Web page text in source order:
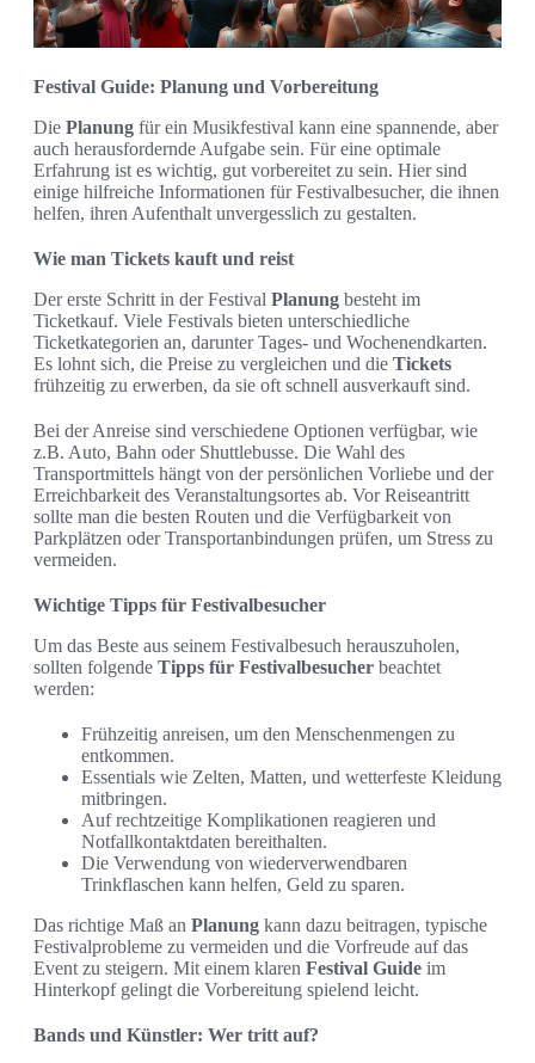
Festival Guide: Planung und Vorbereitung
Die Planung für ein Musikfestival kann eine spannende, aber
auch herausfordernde Aufgabe sein. Für eine optimale
Erfahrung ist es wichtig, gut vorbereitet zu sein. Hier sind
einige hilfreiche Informationen für Festivalbesucher, die ihnen
helfen, ihren Aufenthalt unvergesslich zu gestalten.
Wie man Tickets kauft und reist
Der erste Schritt in der Festival Planung besteht im
Ticketkauf. Viele Festivals bieten unterschiedliche
Ticketkategorien an, darunter Tages- und Wochenendkarten.
Es lohnt sich, die Preise zu vergleichen und die Tickets
frühzeitig zu erwerben, da sie oft schnell ausverkauft sind.
Bei der Anreise sind verschiedene Optionen verfügbar, wie
z.B. Auto, Bahn oder Shuttlebusse. Die Wahl des
Transportmittels hängt von der persönlichen Vorliebe und der
Erreichbarkeit des Veranstaltungsortes ab. Vor Reiseantritt
sollte man die besten Routen und die Verfügbarkeit von
Parkplätzen oder Transportanbindungen prüfen, um Stress zu
vermeiden.
Wichtige Tipps für Festivalbesucher
Um das Beste aus seinem Festivalbesuch herauszuholen,
sollten folgende Tipps für Festivalbesucher beachtet
werden:
Frühzeitig anreisen, um den Menschenmengen zu
entkommen.
Essentials wie Zelten, Matten, und wetterfeste Kleidung
mitbringen.
Auf rechtzeitige Komplikationen reagieren und
Notfallkontaktdaten bereithalten.
Die Verwendung von wiederverwendbaren
Trinkflaschen kann helfen, Geld zu sparen.
Das richtige Maß an Planung kann dazu beitragen, typische
Festivalprobleme zu vermeiden und die Vorfreude auf das
Event zu steigern. Mit einem klaren Festival Guide im
Hinterkopf gelingt die Vorbereitung spielend leicht.
Bands und Künstler: Wer tritt auf?